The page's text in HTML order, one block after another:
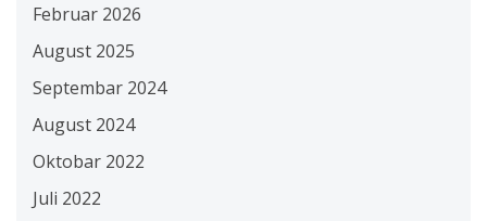
Februar 2026
August 2025
Septembar 2024
August 2024
Oktobar 2022
Juli 2022